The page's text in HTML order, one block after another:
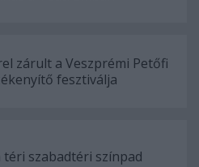
zárult a Veszprémi Petőfi
fesztiválja
téri szabadtéri színpad